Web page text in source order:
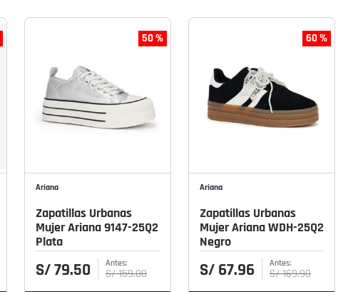
50 %
Ariana
Zapatillas Urbanas
Mujer Ariana 9147-25Q2
Plata
S/79.50 S/159.00
60 %
Ariana
Zapatillas Urbanas
Mujer Ariana WDH-25Q2
Negro
S/ 67.96 S/169.90